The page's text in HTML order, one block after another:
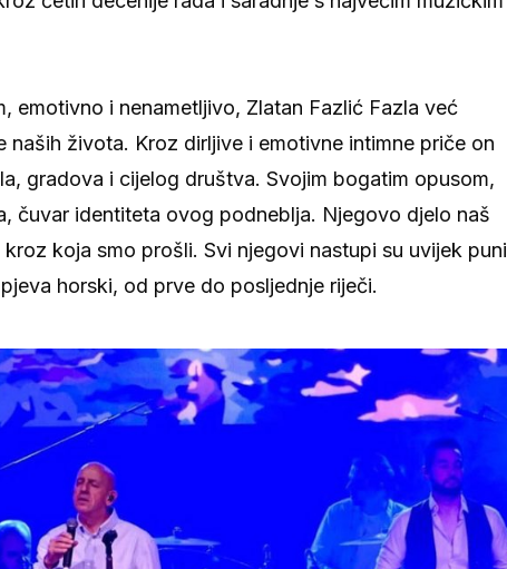
emotivno i nenametljivo, Zlatan Fazlić Fazla već
života. Kroz dirljive i emotivne intimne priče on
gradova i cijelog društva. Svojim bogatim opusom,
čuvar identiteta ovog podneblja. Njegovo djelo naš
koja smo prošli. Svi njegovi nastupi su uvijek puni
horski, od prve do posljednje riječi.